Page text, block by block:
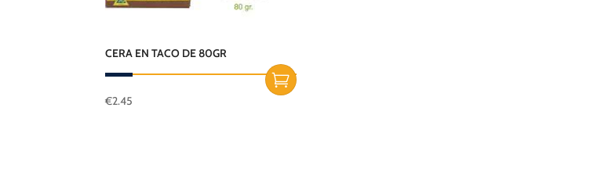
CERA EN TACO DE 80GR
€2.45